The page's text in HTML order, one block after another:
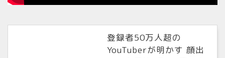
登録者50万人超の
YouTuberが明かす 顔出